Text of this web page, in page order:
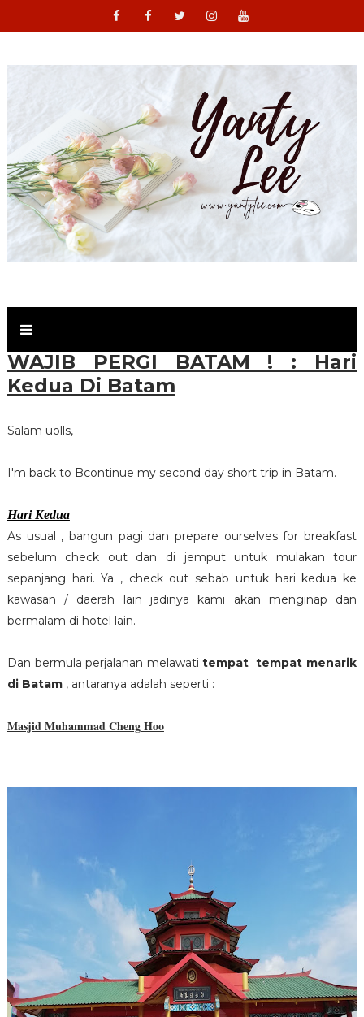
WAJIB PERGI BATAM ! : Hari
Kedua Di Batam
Salam uolls,
I'm back to Bcontinue my second day short trip in Batam.
Hari Kedua
As usual , bangun pagi dan prepare ourselves for breakfast
sebelum check out dan di jemput untuk mulakan tour
sepanjang hari. Ya , check out sebab untuk hari kedua ke
kawasan / daerah lain jadinya kami akan menginap dan
bermalam di hotel lain.
Dan bermula perjalanan melawatitempat tempat menarik
di Batam, antaranya adalah seperti :
Masjid Muhammad Cheng Hoo